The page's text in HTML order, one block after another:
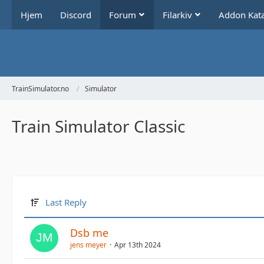
Hjem Discord Forum Filarkiv Addon
TrainSimulator.no Simulator
Train Simulator Classic
Last Reply
Dsb me
jens meyer Apr 13th 2024